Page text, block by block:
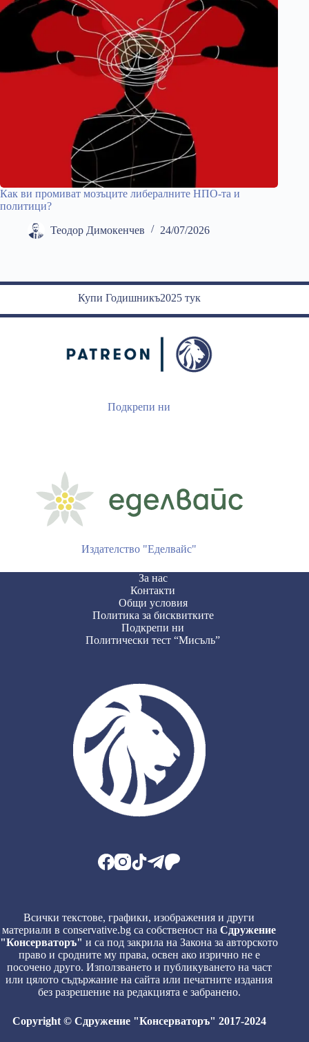
Как ви промиват мозъците либералните НПО-та и
политици?
Теодор Димокенчев 24/07/2026
Купи Годишникъ2025 тук
Подкрепи ни
Издателство "Еделвайс"
За нас
Контакти
Общи условия
Политика за бисквитките
Подкрепи ни
Политически тест “Мисъль”
Всички текстове, графики, изображения и други
материали в conservative.bg са собственост наСдружение
"Консерваторъ" и са под закрила на Закона за авторското
право и сродните му права, освен ако изрично не е
посочено друго. Използването и публикуването на част
или цялото съдържание на сайта или печатните издания
без разрешение на редакцията е забранено.
Copyright © Сдружение "Консерваторъ" 2017-2024